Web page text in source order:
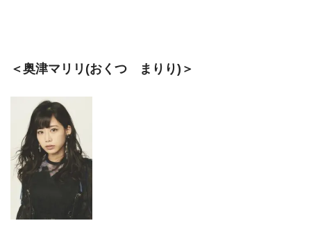
＜奥津マリリ(おくつ まりり)＞